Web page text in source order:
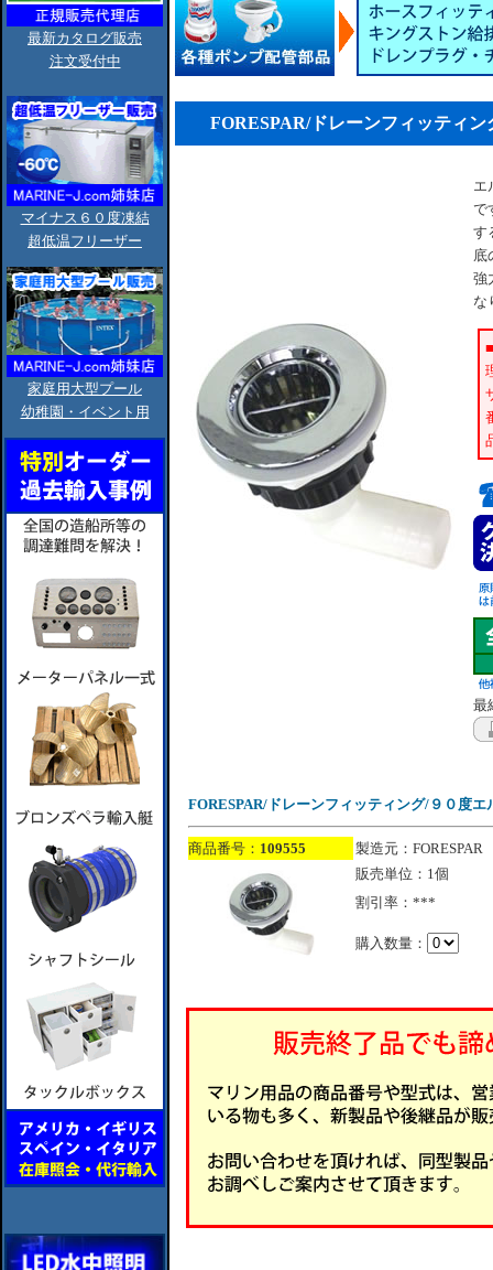
最新カタログ販売
注文受付中
マイナス６０度凍結
超低温フリーザー
家庭用大型プール
幼稚園・イベント用
FORESPAR/ドレーンフィッティ
エ
で
す
底
強
な
最
FORESPAR/ドレーンフィッティング/９０度
商品番号： 109555
製造元：FORESPAR
販売単位：1個
割引率：***
購入数量：